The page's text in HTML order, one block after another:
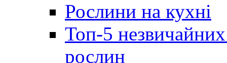
Рослини на кухні
Топ-5
рослин